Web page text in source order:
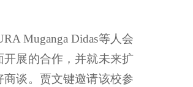
Muganga Didas等人会
展的合作，并就未来扩
谈。贾文键邀请该校参